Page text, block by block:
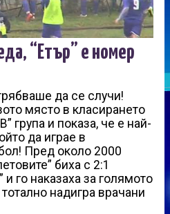
“Етър” е номер
да се случи!
място в класирането
група и показа, че е най-
да играе в
Пред около 2000
биха с 2:1
го наказаха за голямото
надигра врачани